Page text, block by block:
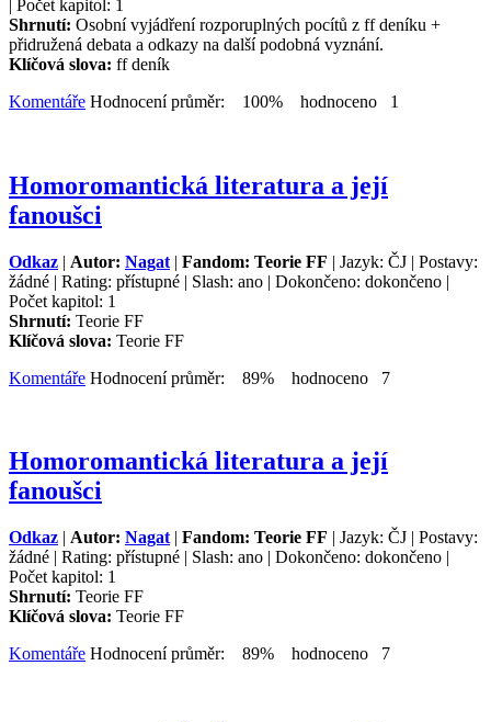
| Počet kapitol: 1
Shrnutí: Osobní vyjádření rozporuplných pocítů z ff deníku +
přidružená debata a odkazy na další podobná vyznání.
Klíčová slova: ff deník
Komentáře Hodnocení průměr: 100% hodnoceno 1
Homoromantická literatura a její
fanoušci
Odkaz | Autor: Nagat | Fandom: Teorie FF | Jazyk: ČJ | Postavy:
žádné | Rating: přístupné | Slash: ano | Dokončeno: dokončeno |
Počet kapitol: 1
Shrnutí: Teorie FF
Klíčová slova: Teorie FF
Komentáře Hodnocení průměr: 89% hodnoceno 7
Homoromantická literatura a její
fanoušci
Odkaz | Autor: Nagat | Fandom: Teorie FF | Jazyk: ČJ | Postavy:
žádné | Rating: přístupné | Slash: ano | Dokončeno: dokončeno |
Počet kapitol: 1
Shrnutí: Teorie FF
Klíčová slova: Teorie FF
Komentáře Hodnocení průměr: 89% hodnoceno 7